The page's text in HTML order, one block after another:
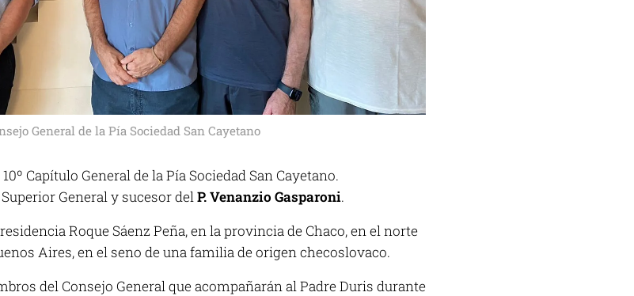
General de la Pía Sociedad San Cayetano
Capítulo General de la Pía Sociedad San Cayetano.
General y sucesor del P. Venanzio Gasparoni.
Roque Sáenz Peña, en la provincia de Chaco, en el norte
Aires, en el seno de una familia de origen checoslovaco.
del Consejo General que acompañarán al Padre Duris durante